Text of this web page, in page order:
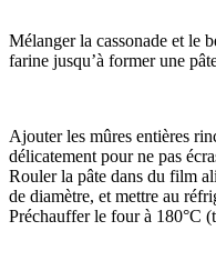
Mélanger la cassonade et le
farine jusqu’à former une
Ajouter les mûres entières
délicatement pour ne pas
Rouler la pâte dans du film
de diamètre, et mettre au
Préchauffer le four à 180°C